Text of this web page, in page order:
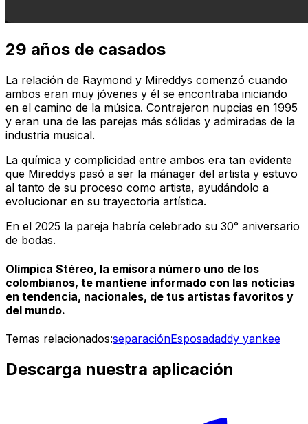
29 años de casados
La relación de Raymond y Mireddys comenzó cuando
ambos eran muy jóvenes y él se encontraba iniciando
en el camino de la música. Contrajeron nupcias en 1995
y eran una de las parejas más sólidas y admiradas de la
industria musical.
La química y complicidad entre ambos era tan evidente
que Mireddys pasó a ser la mánager del artista y estuvo
al tanto de su proceso como artista, ayudándolo a
evolucionar en su trayectoria artística.
En el 2025 la pareja habría celebrado su 30° aniversario
de bodas.
Olímpica Stéreo, la emisora número uno de los
colombianos, te mantiene informado con las noticias
en tendencia, nacionales, de tus artistas favoritos y
del mundo.
Temas relacionados:separaciónEsposadaddy yankee
Descarga nuestra aplicación